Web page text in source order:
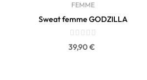
FEMME
Sweat femme GODZILLA
Prix
39,90 €